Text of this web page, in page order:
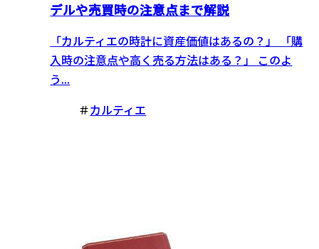
デルや売買時の注意点まで解説
「カルティエの時計に資産価値はあるの？」 「購
入時の注意点や高く売る方法はある？」 このよ
う...
＃カルティエ